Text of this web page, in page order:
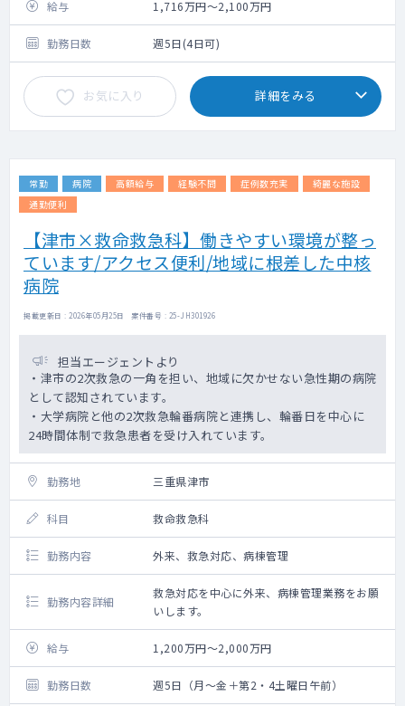
で基本的には本部対応です）
手技：採血・皮下注射は必須業務でございま
す
※営業・スタッフ教育・売上管理はございま
せん
給与 1,716万円～2,100万円
勤務日数 週5日(4日可)
お気に入り 詳細をみる
常勤 病院 高額給与 経験不問 症例数充実
綺麗な施設
通勤便利
【津市×救命救急科】働きやすい環境が整っ
ています/アクセス便利/地域に根差した中核
病院
掲載更新日 : 2026年05月25日 案件番号 : 25-JH301926
担当エージェントより
・津市の2次救急の一角を担い、地域に欠かせない急性期の病院
として認知されています。
・大学病院と他の2次救急輪番病院と連携し、輪番日を中心に
24時間体制で救急患者を受け入れています。
勤務地 三重県津市
科目 救命救急科
勤務内容 外来、救急対応、病棟管理
勤務内容詳細
救急対応を中心に外来、病棟管理業務をお願
いします。
給与 1,200万円～2,000万円
勤務日数 週5日（月～金＋第2・4土曜日午前）